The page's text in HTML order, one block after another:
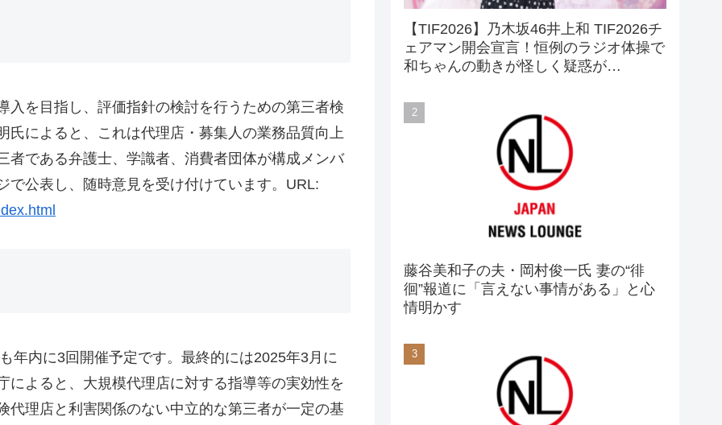
入を目指し、評価指針の検討を行うための第三者検
によると、これは代理店・募集人の業務品質向上
者である弁護士、学識者、消費者団体が構成メンバ
で公表し、随時意見を受け付けています。URL:
年内に3回開催予定です。最終的には2025年3月に
よると、大規模代理店に対する指導等の実効性を
代理店と利害関係のない中立的な第三者が一定の基
【TIF2026】乃木坂46井上和 TIF2026チ
ェアマン開会宣言！恒例のラジオ体操で
和ちゃんの動きが怪しく疑惑が…
藤谷美和子の夫・岡村俊一氏 妻の“徘
徊”報道に「言えない事情がある」と心
情明かす